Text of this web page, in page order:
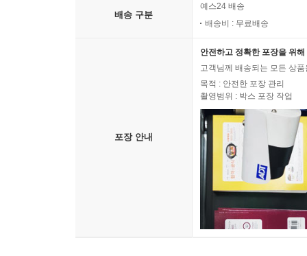
배송 구분
예스24 배송
배송비 : 무료배송
포장 안내
안전하고 정확한 포장을 위
고객님께 배송되는 모든 상
목적 : 안전한 포장 관리
촬영범위 : 박스 포장 작업